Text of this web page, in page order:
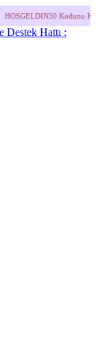
Unutma!
Destek Hattı :